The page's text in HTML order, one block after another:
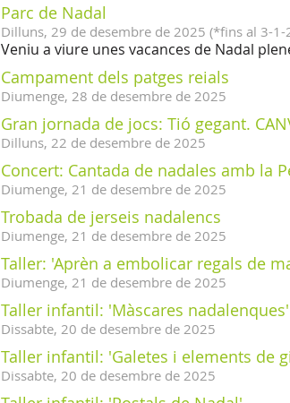
Parc de Nadal
Dilluns, 29 de desembre de 2025 (*fins al 3-1-
Veniu a viure unes vacances de Nadal
Campament dels patges reials
Diumenge, 28 de desembre de 2025
Gran jornada de jocs: Tió gegant.
Dilluns, 22 de desembre de 2025
Concert: Cantada de nadales amb la
Diumenge, 21 de desembre de 2025
Trobada de jerseis nadalencs
Diumenge, 21 de desembre de 2025
Taller: 'Aprèn a embolicar regals de
Diumenge, 21 de desembre de 2025
Taller infantil: 'Màscares nadalenques'
Dissabte, 20 de desembre de 2025
Taller infantil: 'Galetes i elements de
Dissabte, 20 de desembre de 2025